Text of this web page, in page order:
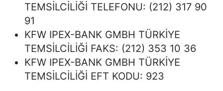
TEMSİLCİLİĞİ TELEFONU: (212) 317 90
91
KFW IPEX-BANK GMBH TÜRKİYE
TEMSİLCİLİĞİ FAKS: (212) 353 10 36
KFW IPEX-BANK GMBH TÜRKİYE
TEMSİLCİLİĞİ EFT KODU: 923